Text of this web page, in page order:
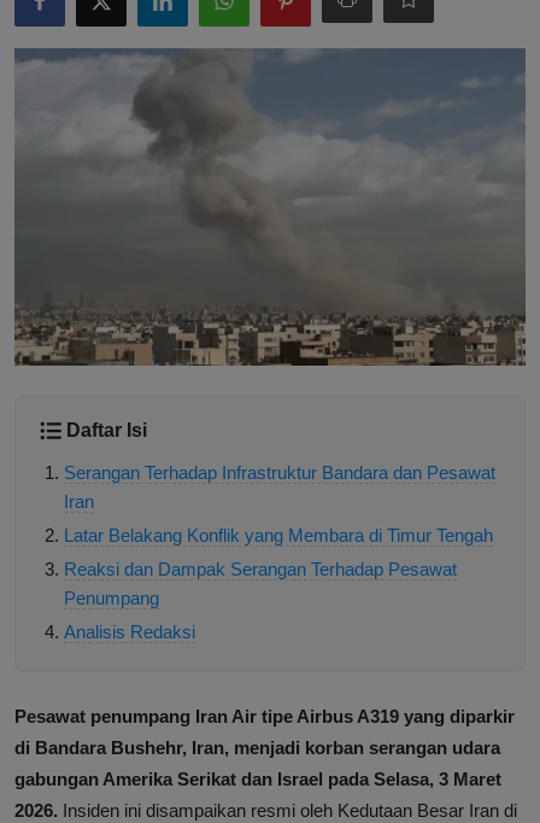
Daftar Isi
Serangan Terhadap Infrastruktur Bandara dan Pesawat
Iran
Latar Belakang Konflik yang Membara di Timur Tengah
Reaksi dan Dampak Serangan Terhadap Pesawat
Penumpang
Analisis Redaksi
Pesawat penumpang Iran Air tipe Airbus A319 yang diparkir
di Bandara Bushehr, Iran, menjadi korban serangan udara
gabungan Amerika Serikat dan Israel pada Selasa, 3 Maret
2026. Insiden ini disampaikan resmi oleh Kedutaan Besar Iran di